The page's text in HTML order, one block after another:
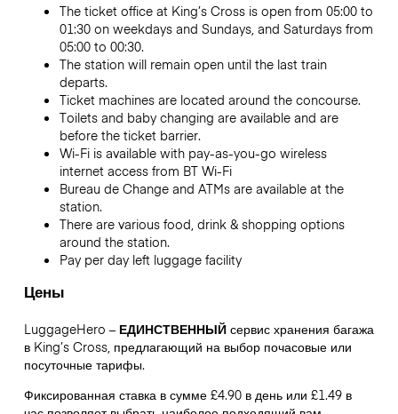
The ticket office at King’s Cross is open from 05:00 to
01:30 on weekdays and Sundays, and Saturdays from
05:00 to 00:30.
The station will remain open until the last train
departs.
Ticket machines are located around the concourse.
Toilets and baby changing are available and are
before the ticket barrier.
Wi-Fi is available with pay-as-you-go wireless
internet access from BT Wi-Fi
Bureau de Change and ATMs are available at the
station.
There are various food, drink & shopping options
around the station.
Pay per day left luggage facility
Цены
LuggageHero – ЕДИНСТВЕННЫЙсервис хранения багажа
в King’s Cross, предлагающий на выбор почасовые или
посуточные тарифы.
Фиксированная ставка в сумме £4.90 в день или £1.49 в